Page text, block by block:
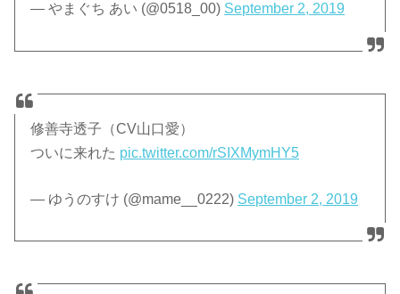
— やまぐち あい (@0518_00) September 2, 2019
修善寺透子（CV山口愛）
ついに来れた pic.twitter.com/rSIXMymHY5
— ゆうのすけ (@mame__0222) September 2, 2019